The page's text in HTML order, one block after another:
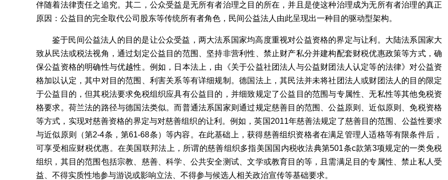
伴随着法律责任之追究。其二，公众受益是无所有者治理之目的所在，并且是使这种治理成为无所有者治理的真正
原因：公益目的完全取代公司股东等传统所有者角色，民间公益法人由此呈现出一种目的驱动型架构。
鉴于民间公益法人的目的是让公众受益，两大法系国家均高度重视对公益资格的界定与让利。大陆法系国家大
致从民法或税法视角，通过划定公益目的范围、坚持非营利性、禁止财产私分并建构配套财税优惠政策等方式，确
保公益资格的明确性与优越性。例如，日本法上，由《关于公益社团法人与公益财团法人认定等的法律》对公益资
格加以认定，其中对目的范围、利害关系等有详细规制。德国法上，其民法并未将社团法人或财团法人的目的限定
于公益目的，但其税法要求免税组织应具有公益目的，并细致规定了公益目的范围与专属性、无私性等其他免税资
格要求。荷兰法的路径与德国法类似。而普通法系国家则通过规定慈善目的范围、公益原则、近似原则、免税资格
等方式，实现对慈善资格的界定与对慈善组织的让利。例如，英国2011年慈善法规定了慈善目的范围、公益性要求
与近似原则（第2-4条，第61-68条）等内容。在此基础上，获得慈善组织资格者在满足管理人适格等有限条件后，
可享受相应财税优惠。在美国联邦法上，所谓的慈善组织多指美国国内税收法典第501条c款第3项规定的一类免税
组织，其目的范围包括宗教、慈善、科学、公共安全测试、文学或教育目的等，且需满足目的专属性、禁止私人受
益、不得实质性地参与游说或影响立法、不得参与候选人相关政治宣传等基础要求。